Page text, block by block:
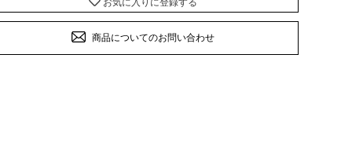
商品についてのお問い合わせ